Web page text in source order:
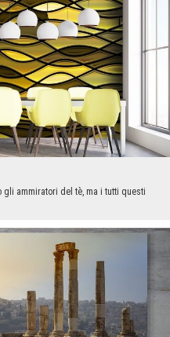
gli ammiratori del tè, ma i tutti questi